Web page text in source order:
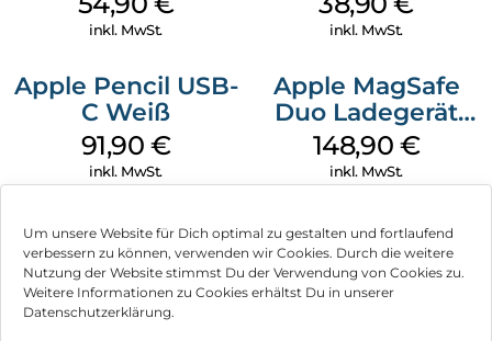
Um unsere Website für Dich optimal zu gestalten und fortlaufend
verbessern zu können, verwenden wir Cookies. Durch die weitere
Nutzung der Website stimmst Du der Verwendung von Cookies zu.
Weitere Informationen zu Cookies erhältst Du in unserer
Datenschutzerklärung.
Green
inkl. MwSt.
Ultramarine
inkl. MwSt.
Apple Pencil USB-
C Weiß
91,90 €
inkl. MwSt.
Apple MagSafe
Duo Ladegerät
Weiß
148,90 €
inkl. MwSt.
Impressum